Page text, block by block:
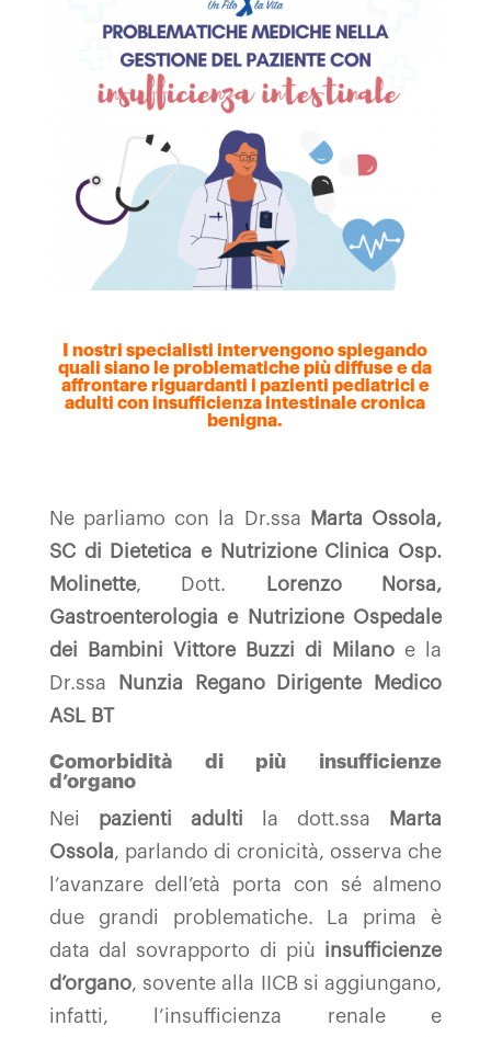
I nostri specialisti intervengono spiegando
quali siano le problematiche più diffuse e da
affrontare riguardanti i pazienti pediatrici e
adulti con insufficienza intestinale cronica
benigna.
Ne parliamo con la Dr.ssa
Marta Ossola,
SC di Dietetica e Nutrizione Clinica Osp.
Molinette, Dott.
Lorenzo Norsa,
Gastroenterologia e Nutrizione Ospedale
dei Bambini Vittore Buzzi di Milano e la
Dr.ssa
Nunzia Regano Dirigente Medico
ASL BT
Comorbidità di più insufficienze
d’organo
Nei pazienti adulti la dott.ssa
Marta
Ossola, parlando di cronicità, osserva che
l’avanzare dell’età porta con sé almeno
due grandi problematiche. La prima è
data dal sovrapporto di più insufficienze
d’organo, sovente alla IICB si aggiungano,
infatti, l’insufficienza renale e